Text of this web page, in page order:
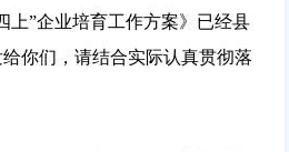
”企业培育工作方案》已经县
你们，请结合实际认真贯彻落